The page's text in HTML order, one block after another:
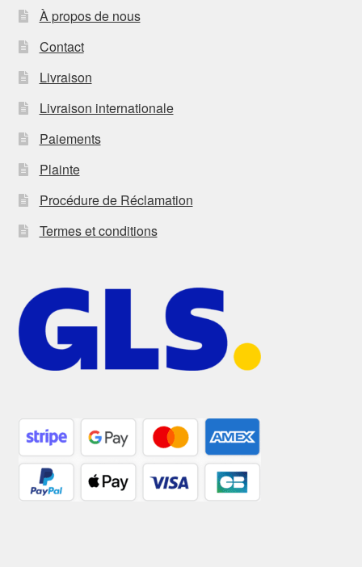
À propos de nous
Contact
Livraison
Livraison internationale
Paiements
Plainte
Procédure de Réclamation
Termes et conditions